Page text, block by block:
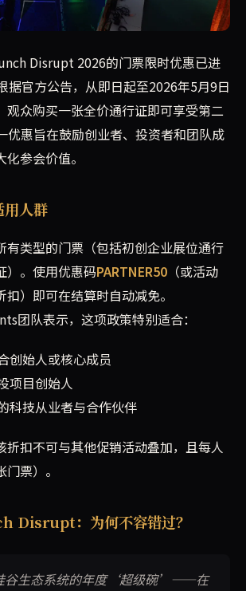
2026年度科技大会门票优惠进入最后
Disrupt 2026的门票限时优惠已进
据官方公告，从即日起至2026年5月9日
观众购买一张全价通行证即可享受第二
优惠旨在鼓励创业者、投资者和团队成
参会价值。
用人群
有类型的门票（包括初创企业展位通行
）。使用优惠码PARTNER50 （或活动
）即可在结算时自动减免。
团队表示，这项政策特别适合：
创始人或核心成员
项目创始人
科技从业者与合作伙伴
折扣不可与其他促销活动叠加，且每人
票）。
Disrupt：为何不容错过？
谷生态系统的年度‘超级碗’——在